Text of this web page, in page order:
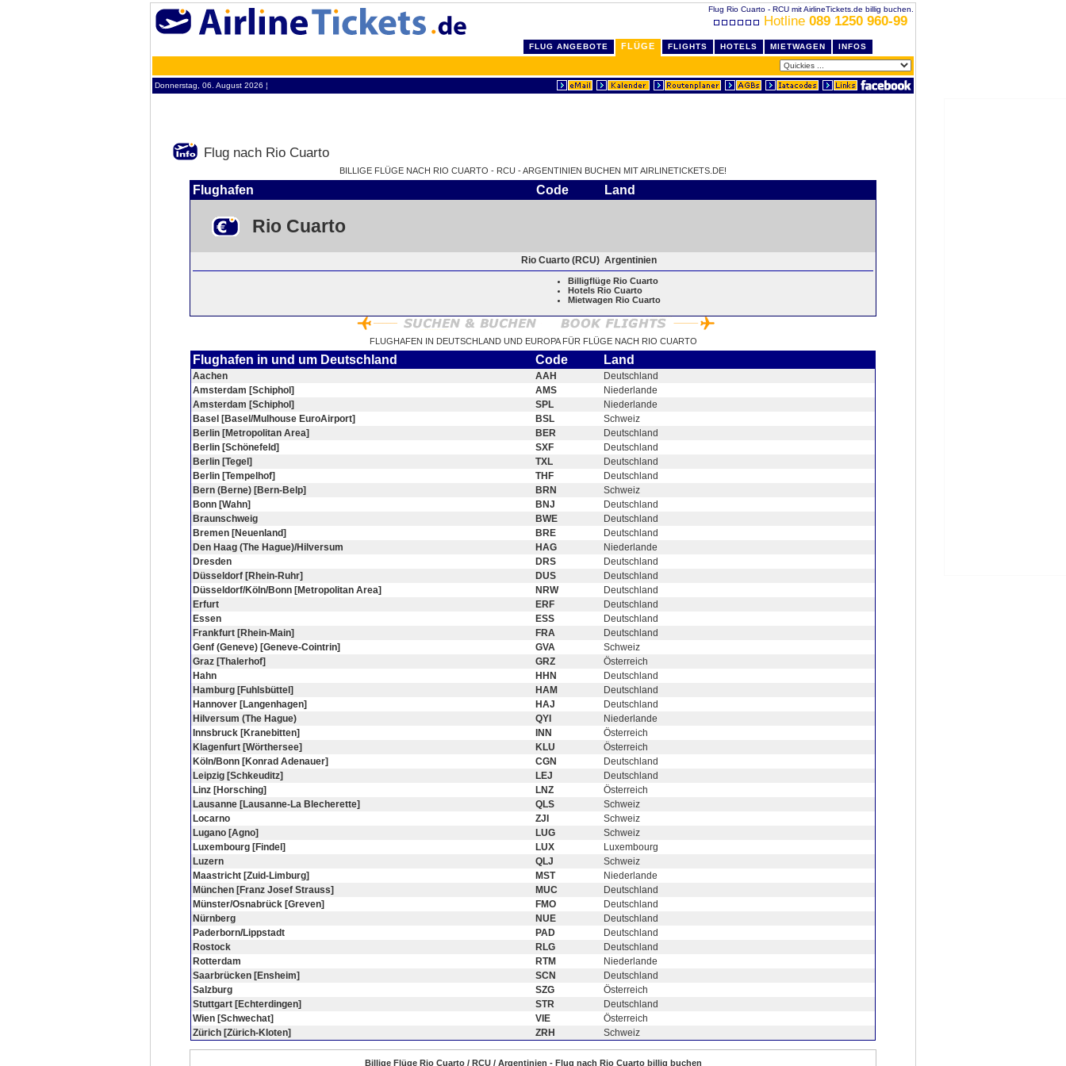
Flug Rio Cuarto - RCU mit AirlineTickets.de billig buchen.
Hotline 089 1250 960-99
FLUG ANGEBOTE FLÜGE FLIGHTS HOTELS MIETWAGEN INFOS
Donnerstag, 06. August 2026 ¦
Flug nach Rio Cuarto
BILLIGE FLÜGE NACH RIO CUARTO - RCU - ARGENTINIEN BUCHEN MIT AIRLINETICKETS.DE!
Flughafen Code Land
Rio Cuarto
Rio Cuarto (RCU) Argentinien
Billigflüge Rio Cuarto
Hotels Rio Cuarto
Mietwagen Rio Cuarto
FLUGHAFEN IN DEUTSCHLAND UND EUROPA FÜR FLÜGE NACH RIO CUARTO
Flughafen in und um Deutschland Code Land
Aachen AAH
Deutschland
Amsterdam [Schiphol]
AMS
Niederlande
Amsterdam [Schiphol]
SPL
Niederlande
Basel [Basel/Mulhouse EuroAirport]
BSL
Schweiz
Berlin [Metropolitan Area]
BER
Deutschland
Berlin [Schönefeld]
SXF
Deutschland
Berlin [Tegel]
TXL
Deutschland
Berlin [Tempelhof]
THF
Deutschland
Bern (Berne) [Bern-Belp]
BRN
Schweiz
Bonn [Wahn]
BNJ
Deutschland
Braunschweig
BWE
Deutschland
Bremen [Neuenland]
BRE
Deutschland
Den Haag (The Hague)/Hilversum
HAG
Niederlande
Dresden
DRS
Deutschland
Düsseldorf [Rhein-Ruhr]
DUS
Deutschland
Düsseldorf/Köln/Bonn [Metropolitan Area]
NRW
Deutschland
Erfurt
ERF
Deutschland
Essen
ESS
Deutschland
Frankfurt [Rhein-Main]
FRA
Deutschland
Genf (Geneve) [Geneve-Cointrin]
GVA
Schweiz
Graz [Thalerhof]
GRZ
Österreich
Hahn
HHN
Deutschland
Hamburg [Fuhlsbüttel]
HAM
Deutschland
Hannover [Langenhagen]
HAJ
Deutschland
Hilversum (The Hague)
QYI
Niederlande
Innsbruck [Kranebitten]
INN
Österreich
Klagenfurt [Wörthersee]
KLU
Österreich
Köln/Bonn [Konrad Adenauer]
CGN
Deutschland
Leipzig [Schkeuditz]
LEJ
Deutschland
Linz [Horsching]
LNZ
Österreich
Lausanne [Lausanne-La Blecherette]
QLS
Schweiz
Locarno
ZJI
Schweiz
Lugano [Agno]
LUG
Schweiz
Luxembourg [Findel]
LUX
Luxembourg
Luzern
QLJ
Schweiz
Maastricht [Zuid-Limburg]
MST
Niederlande
München [Franz Josef Strauss]
MUC
Deutschland
Münster/Osnabrück [Greven]
FMO
Deutschland
Nürnberg
NUE
Deutschland
Paderborn/Lippstadt
PAD
Deutschland
Rostock
RLG
Deutschland
Rotterdam
RTM
Niederlande
Saarbrücken [Ensheim]
SCN
Deutschland
Salzburg
SZG
Österreich
Stuttgart [Echterdingen]
STR
Deutschland
Wien [Schwechat]
VIE
Österreich
Zürich [Zürich-Kloten]
ZRH Schweiz
Billige Flüge Rio Cuarto / RCU / Argentinien - Flug nach Rio Cuarto billig buchen